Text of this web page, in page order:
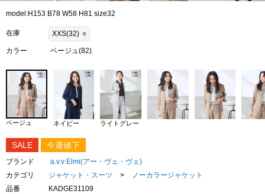
model:H153 B78 W58 H81 size32
在庫 XXS(32) ○
カラー ベージュ(82)
ベージュ ネイビー ライトグレー
SALE 今週値下
ブランド
a.v.v Elmi(アー・ヴェ・ヴェ)
カテゴリ
ジャケット・スーツ >
ノーカラージャケット
品番
KADGE31109